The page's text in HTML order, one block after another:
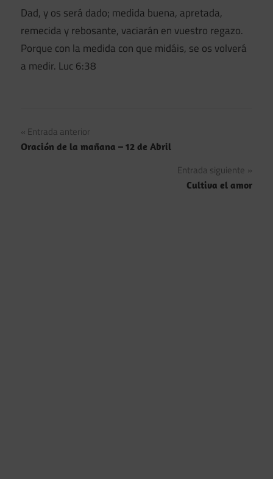
Dad, y os será dado; medida buena, apretada,
remecida y rebosante, vaciarán en vuestro regazo.
Porque con la medida con que midáis, se os volverá
a medir. Luc 6:38
Navegación
de
Entrada anterior
Oración de la mañana – 12 de Abril
Entrada siguiente
Cultiva el amor